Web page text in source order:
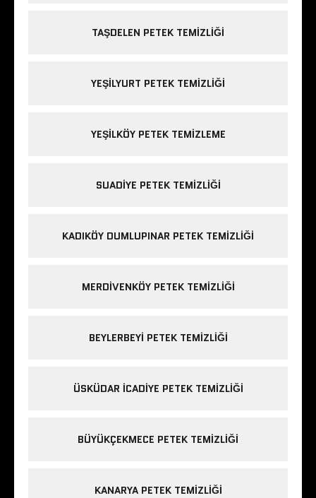
TAŞDELEN PETEK TEMIZLIĞI
YEŞILYURT PETEK TEMIZLIĞI
YEŞILKÖY PETEK TEMIZLEME
SUADIYE PETEK TEMIZLIĞI
KADIKÖY DUMLUPINAR PETEK TEMIZLIĞI
MERDIVENKÖY PETEK TEMIZLIĞI
BEYLERBEYI PETEK TEMIZLIĞI
ÜSKÜDAR ICADIYE PETEK TEMIZLIĞI
BÜYÜKÇEKMECE PETEK TEMIZLIĞI
KANARYA PETEK TEMIZLIĞI